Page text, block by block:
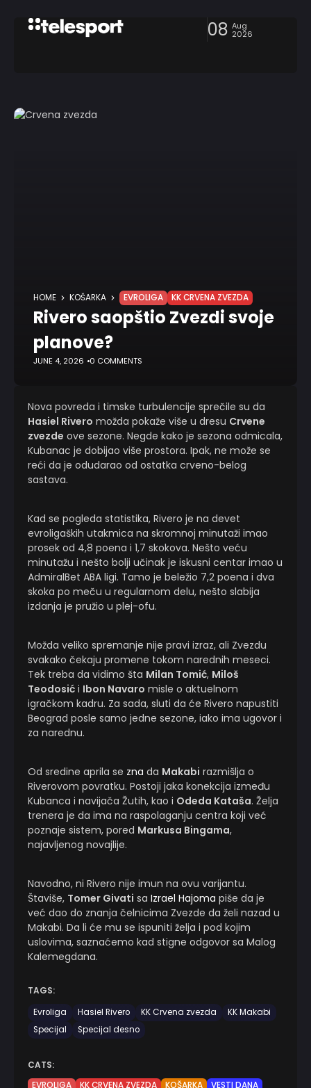
08 Aug
2026
HOME KOŠARKA EVROLIGA KK CRVENA ZVEZDA
Rivero saopštio Zvezdi svoje
planove?
JUNE 4, 2026 0 COMMENTS
Nova povreda i timske turbulencije sprečile su da
Hasiel Rivero možda pokaže više u dresu Crvene
zvezde ove sezone. Negde kako je sezona odmicala,
Kubanac je dobijao više prostora. Ipak, ne može se
reći da je odudarao od ostatka crveno-belog
sastava.
Kad se pogleda statistika, Rivero je na devet
evroligaških utakmica na skromnoj minutaži imao
prosek od 4,8 poena i 1,7 skokova. Nešto veću
minutažu i nešto bolji učinak je iskusni centar imao u
AdmiralBet ABA ligi. Tamo je beležio 7,2 poena i dva
skoka po meču u regularnom delu, nešto slabija
izdanja je pružio u plej-ofu.
Možda veliko spremanje nije pravi izraz, ali Zvezdu
svakako čekaju promene tokom narednih meseci.
Tek treba da vidimo šta Milan Tomić, Miloš
Teodosić i Ibon Navaro misle o aktuelnom
igračkom kadru. Za sada, sluti da će Rivero napustiti
Beograd posle samo jedne sezone, iako ima ugovor i
za narednu.
Od sredine aprila se zna da Makabi razmišlja o
Riverovom povratku. Postoji jaka konekcija između
Kubanca i navijača Žutih, kao i Odeda Kataša. Želja
trenera je da ima na raspolaganju centra koji već
poznaje sistem, pored Markusa Bingama,
najavljenog novajlije.
Navodno, ni Rivero nije imun na ovu varijantu.
Štaviše, Tomer Givati sa Izrael Hajoma piše da je
već dao do znanja čelnicima Zvezde da želi nazad u
Makabi. Da li će mu se ispuniti želja i pod kojim
uslovima, saznaćemo kad stigne odgovor sa Malog
Kalemegdana.
TAGS:
Evroliga
Hasiel Rivero KK Crvena zvezda
KK Makabi
Specijal
Specijal desno
CATS:
EVROLIGA
KK CRVENA ZVEZDA KOŠARKA VESTI DANA